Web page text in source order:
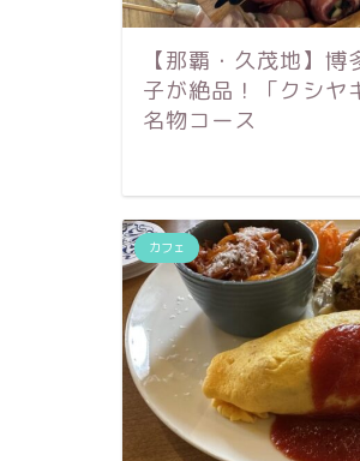
【那覇・久茂地】
子が絶品！「クシヤ
名物コース
カフェ